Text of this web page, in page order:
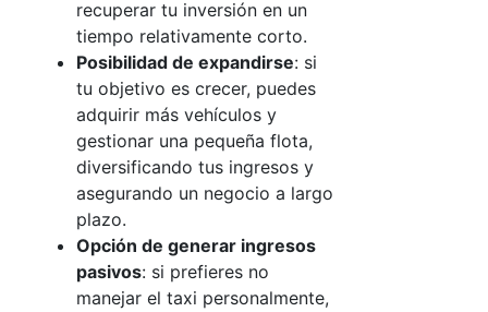
recuperar tu inversión en un
tiempo relativamente corto.
Posibilidad de expandirse: si
tu objetivo es crecer, puedes
adquirir más vehículos y
gestionar una pequeña flota,
diversificando tus ingresos y
asegurando un negocio a largo
plazo.
Opción de generar ingresos
pasivos: si prefieres no
manejar el taxi personalmente,